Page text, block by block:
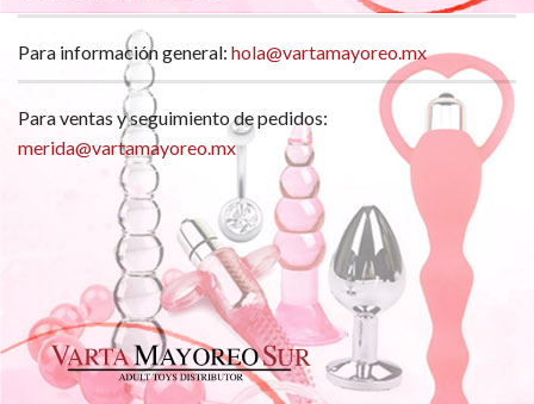
Para información general: hola@vartamayoreo.mx
Para ventas y seguimiento de pedidos:
merida@vartamayoreo.mx